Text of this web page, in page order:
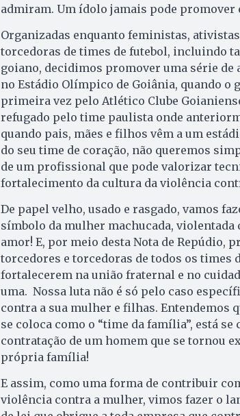
admiram. Um ídolo jamais pode promover
Organizadas enquanto feministas,
torcedoras de times de futebol, incluindo
goiano, decidimos promover uma série de
no Estádio Olímpico de Goiânia, quando o
primeira vez pelo Atlético Clube
refugado pelo time paulista onde
quando pais, mães e filhos vêm a um
do seu time de coração, não queremos
de um profissional que pode valorizar
fortalecimento da cultura da violência
De papel velho, usado e rasgado, vamos
símbolo da mulher machucada, violentada
amor! E, por meio desta Nota de Repúdio,
torcedores e torcedoras de todos os times
fortalecerem na união fraternal e no
uma. Nossa luta não é só pelo caso
contra a sua mulher e filhas. Entendemos
se coloca como o “time da família”, está
contratação de um homem que se tornou
própria família!
E assim, como uma forma de contribuir
violência contra a mulher, vimos fazer o